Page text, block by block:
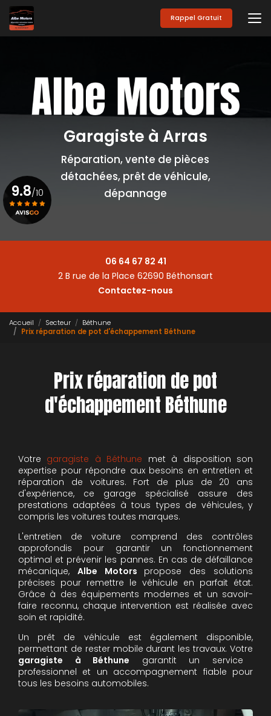
Aller
au
contenu
principal
Rappel Gratuit
Garagiste à Arras
Réparation, vente de pièces
détachées, prêt de véhicule,
dépannage
06 64 67 82 41
2 B rue de la Place 62690 Béthonsart
Contactez-nous
9.8/10
Accueil Secteur
Béthune
Prix réparation de pot d'échappement Béthune
Prix réparation de pot
d'échappement Béthune
Votre garagiste à Béthune met à disposition son
expertise pour répondre aux besoins en entretien et
réparation de voitures. Fort de plus de 20 ans
d'expérience, ce garage spécialisé assure des
prestations adaptées à tous types de véhicules, y
compris les voitures toutes marques.
L'entretien de voiture comprend des contrôles
approfondis pour garantir un fonctionnement
optimal et prévenir les pannes. En cas de défaillance
mécanique, Albe Motors propose des solutions
précises pour remettre le véhicule en parfait état.
Grâce à des équipements modernes et un savoir-
faire reconnu, chaque intervention est réalisée avec
soin et rapidité.
Un prêt de véhicule est également disponible,
permettant de rester mobile durant les travaux. Votre
garagiste à Béthune garantit un service
professionnel et un accompagnement fiable pour
tous les besoins automobiles.